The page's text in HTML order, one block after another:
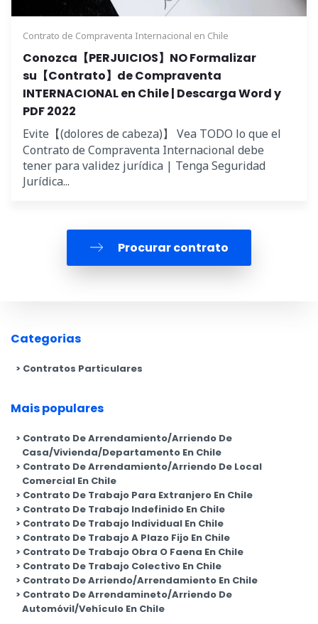
Contrato de Compraventa Internacional en Chile
Conozca【PERJUICIOS】NO Formalizar
su【Contrato】de Compraventa
INTERNACIONAL en Chile | Descarga Word y
PDF 2022
Evite【(dolores de cabeza)】 Vea TODO lo que el
Contrato de Compraventa Internacional debe
tener para validez jurídica | Tenga Seguridad
Jurídica...
Procurar contrato
Categorias
Contratos Particulares
Mais populares
Contrato De Arrendamiento/Arriendo De
Casa/Vivienda/Departamento En Chile
Contrato De Arrendamiento/Arriendo De Local
Comercial En Chile
Contrato De Trabajo Para Extranjero En Chile
Contrato De Trabajo Indefinido En Chile
Contrato De Trabajo Individual En Chile
Contrato De Trabajo A Plazo Fijo En Chile
Contrato De Trabajo Obra O Faena En Chile
Contrato De Trabajo Colectivo En Chile
Contrato De Arriendo/Arrendamiento En Chile
Contrato De Arrendamineto/Arriendo De
Automóvil/Vehículo En Chile